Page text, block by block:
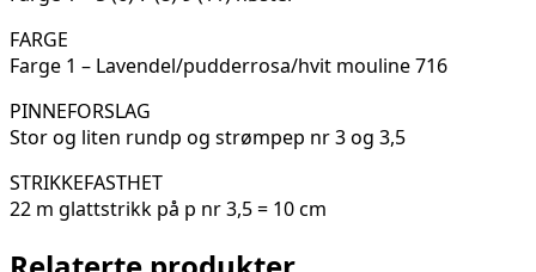
FARGE
Farge 1 – Lavendel/pudderrosa/hvit mouline 716
PINNEFORSLAG
Stor og liten rundp og strømpep nr 3 og 3,5
STRIKKEFASTHET
22 m glattstrikk på p nr 3,5 = 10 cm